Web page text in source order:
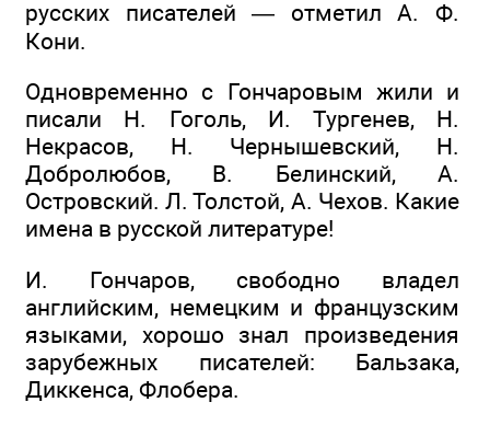
русских писателей — отметил А. Ф.
Кони.
Одновременно с Гончаровым жили и
писали Н. Гоголь, И. Тургенев, Н.
Некрасов, Н. Чернышевский, Н.
Добролюбов, В. Белинский, А.
Островский. Л. Толстой, А. Чехов. Какие
имена в русской литературе!
И. Гончаров, свободно владел
английским, немецким и французским
языками, хорошо знал произведения
зарубежных писателей: Бальзака,
Диккенса, Флобера.